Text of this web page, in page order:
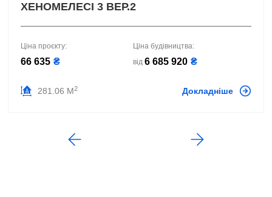
ХЕНОМЕЛЕСІ 3 ВЕР.2
Ціна проєкту:
66 635 ₴
Ціна будівництва:
від 6 685 920 ₴
281.06 М2 Докладніше